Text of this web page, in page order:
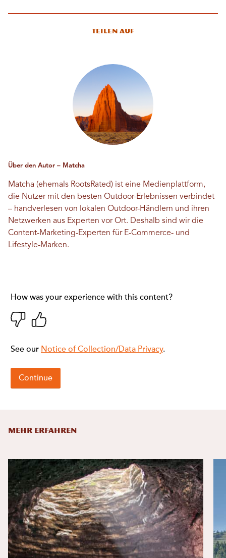
Teilen auf
Über den Autor – Matcha
Matcha (ehemals RootsRated) ist eine Medienplattform,
die Nutzer mit den besten Outdoor-Erlebnissen verbindet
– handverlesen von lokalen Outdoor-Händlern und ihren
Netzwerken aus Experten vor Ort. Deshalb sind wir die
Content-Marketing-Experten für E-Commerce- und
Lifestyle-Marken.
MEHR ERFAHREN